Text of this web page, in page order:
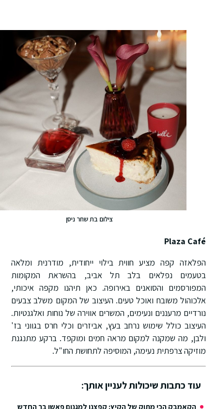
צילום בת שחר ניסן
Plaza Café
הפלאזה קפה מציע חווית בילוי ייחודית, מודרנית ומלאה
בטעמים נפלאים בלב תל אביב, בהשראת המקומות
המפורסמים והסואנים באירופה. כאן תיהנו מקפה איכותי,
אלכוהול משובח ואוכל טעים. העיצוב של המקום משלב צבעים
נורדיים מרעננים ונעימים, המשרים אווירה של נוחות ואלגנטיות.
העיצוב כולל שימוש נרחב בעץ, אביזרים וכלי חרס בגווני בז'
ולבן, מה שמקנה למקום מראה חמים ומוקפד. ברקע מתנגנת
מוזיקה צרפתית נעימה, המוסיפה לתחושת החו"ל.
עוד כתבות שיכולות לעניין אותך:
הקאמבק הכי מתוק של הקיץ: קפצנו למגנום פאשן בר החדש